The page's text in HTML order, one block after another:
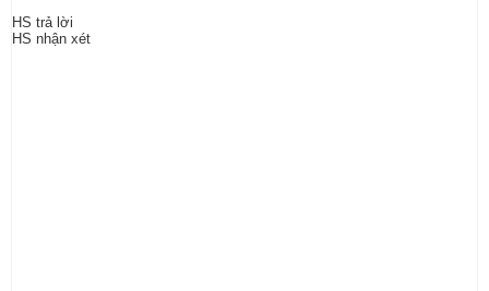
HS trả lời
HS nhận xét